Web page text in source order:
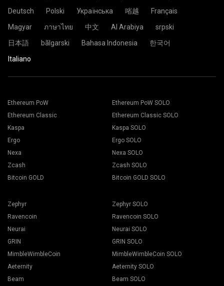
Deutsch
Polski Українська 㗂越
Français
Magyar
ภาษาไทย 中文 Al Arabiya
srpski
日本語
bãlgarski Bahasa Indonesia
한국어
Italiano
Ethereum PoW
Ethereum Classic
Kaspa
Ergo
Nexa
Zcash
Bitcoin GOLD
Ethereum PoW SOLO
Ethereum Classic SOLO
Kaspa SOLO
Ergo SOLO
Nexa SOLO
Zcash SOLO
Bitcoin GOLD SOLO
Zephyr
Ravencoin
Neurai
GRIN
MimbleWimbleCoin
Aeternity
Beam
Zephyr SOLO
Ravencoin SOLO
Neurai SOLO
GRIN SOLO
MimbleWimbleCoin SOLO
Aeternity SOLO
Beam SOLO